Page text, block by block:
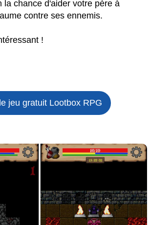
la chance d'aider votre père à
contre ses ennemis.
!
jeu gratuit Lootbox RPG